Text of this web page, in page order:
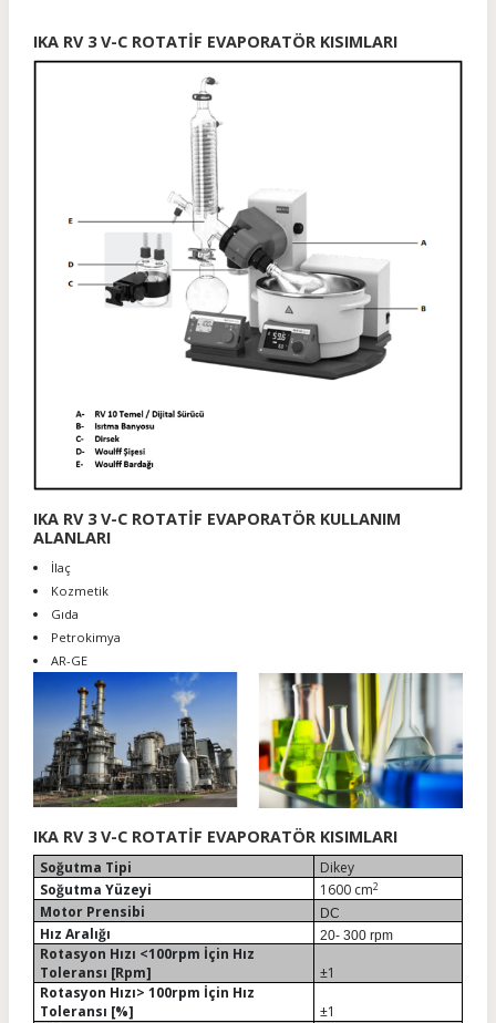
IKA RV 3 V-C ROTATİF EVAPORATÖR KISIMLARI
IKA RV 3 V-C ROTATİF EVAPORATÖR KULLANIM
ALANLARI
İlaç
Kozmetik
Gıda
Petrokimya
AR-GE
IKA RV 3 V-C ROTATİF EVAPORATÖR KISIMLARI
Soğutma Tipi
Dikey
Soğutma Yüzeyi
1600 cm2
Motor Prensibi DC
Hız Aralığı 20- 300 rpm
Rotasyon Hızı <100rpm İçin Hız
Toleransı [Rpm]
±1
Rotasyon Hızı> 100rpm İçin Hız
Toleransı [%]
±1